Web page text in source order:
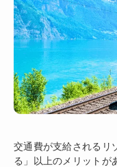
交通費が支給されるリ
る」以上のメリットが